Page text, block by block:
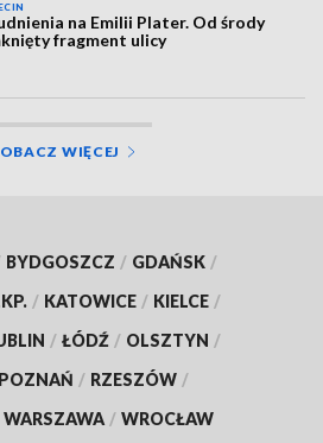
na Emilii Plater. Od środy
fragment ulicy
WIĘCEJ
BYDGOSZCZ / GDAŃSK /
/ KATOWICE / KIELCE /
/ ŁÓDŹ / OLSZTYN /
POZNAŃ / RZESZÓW /
WARSZAWA / WROCŁAW